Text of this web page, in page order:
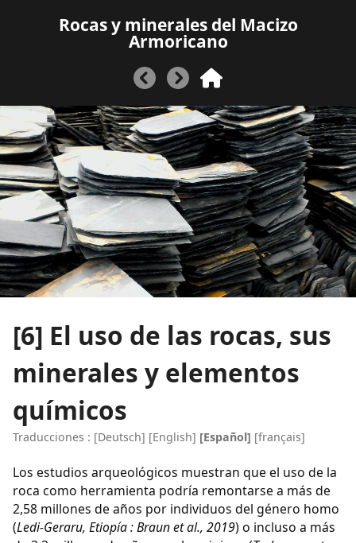
Rocas y minerales del Macizo
Armoricano
[6] El uso de las rocas, sus
minerales y elementos
químicos
Traducciones : [Deutsch] [English] [Español] [français]
Los estudios arqueológicos muestran que el uso de la
roca como herramienta podría remontarse a más de
2,58 millones de años por individuos del género homo
(Ledi-Geraru, Etiopía : Braun et al., 2019) o incluso a más